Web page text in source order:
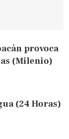
provoca
(Milenio)
(24 Horas)